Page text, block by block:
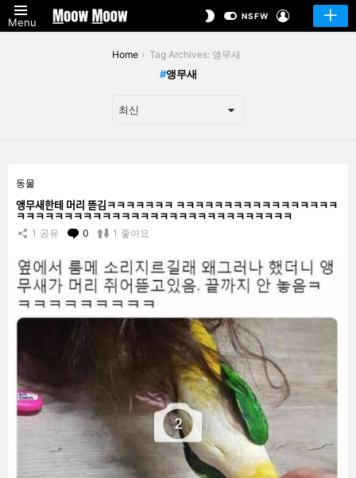
Menu
SWITCHNSFW
Home Tag Archives: 앵무새
앵무새
STORIES
동물
앵무새한테 머리 뜯김ㅋㅋㅋㅋㅋㅋㅋ ㅋㅋㅋㅋㅋㅋㅋㅋㅋㅋㅋㅋㅋㅋㅋㅋㅋ
ㅋㅋㅋㅋㅋㅋㅋㅋㅋㅋㅋㅋㅋㅋㅋㅋㅋㅋㅋㅋㅋㅋㅋㅋㅋㅋㅋㅋㅋ
1 공유 0 Comments
1 좋아요
2